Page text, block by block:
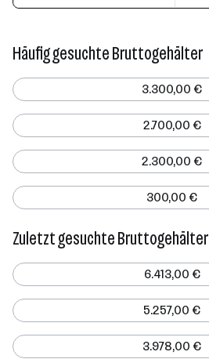
Häufig gesuchte Bruttogehälter
3.300,00 €
2.700,00 €
2.300,00 €
300,00 €
Zuletzt gesuchte Bruttogehälter
6.413,00 €
5.257,00 €
3.978,00 €